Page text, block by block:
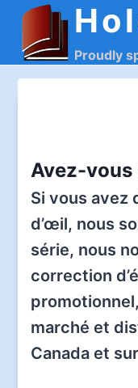
Aller
contenu
Proudly
Avez-vous
Si vous avez
d’œil, nous
série, nous
correction
marché et
Canada et